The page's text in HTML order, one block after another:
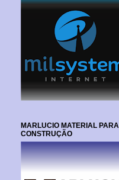
MARLUCIO MATERIAL PARA
CONSTRUÇÃO